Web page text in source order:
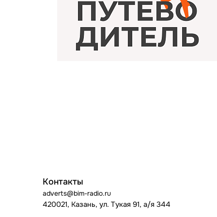
Контакты
adverts@bim-radio.ru
420021, Казань, ул. Тукая 91, а/я 344